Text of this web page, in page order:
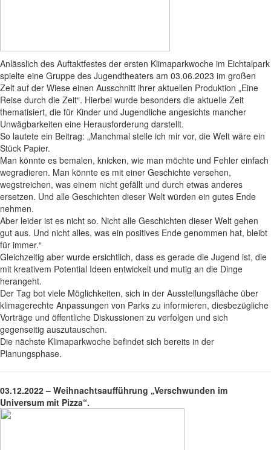
Anlässlich des Auftaktfestes der ersten Klimaparkwoche im Eichtalpark
spielte eine Gruppe des Jugendtheaters am 03.06.2023 im großen
Zelt auf der Wiese einen Ausschnitt ihrer aktuellen Produktion „Eine
Reise durch die Zeit“. Hierbei wurde besonders die aktuelle Zeit
thematisiert, die für Kinder und Jugendliche angesichts mancher
Unwägbarkeiten eine Herausforderung darstellt.
So lautete ein Beitrag: „Manchmal stelle ich mir vor, die Welt wäre ein
Stück Papier.
Man könnte es bemalen, knicken, wie man möchte und Fehler einfach
wegradieren. Man könnte es mit einer Geschichte versehen,
wegstreichen, was einem nicht gefällt und durch etwas anderes
ersetzen. Und alle Geschichten dieser Welt würden ein gutes Ende
nehmen.
Aber leider ist es nicht so. Nicht alle Geschichten dieser Welt gehen
gut aus. Und nicht alles, was ein positives Ende genommen hat, bleibt
für immer.“
Gleichzeitig aber wurde ersichtlich, dass es gerade die Jugend ist, die
mit kreativem Potential Ideen entwickelt und mutig an die Dinge
herangeht.
Der Tag bot viele Möglichkeiten, sich in der Ausstellungsfläche über
klimagerechte Anpassungen von Parks zu informieren, diesbezügliche
Vorträge und öffentliche Diskussionen zu verfolgen und sich
gegenseitig auszutauschen.
Die nächste Klimaparkwoche befindet sich bereits in der
Planungsphase.
03.12.2022 – Weihnachtsaufführung „Verschwunden im
Universum mit Pizza“.